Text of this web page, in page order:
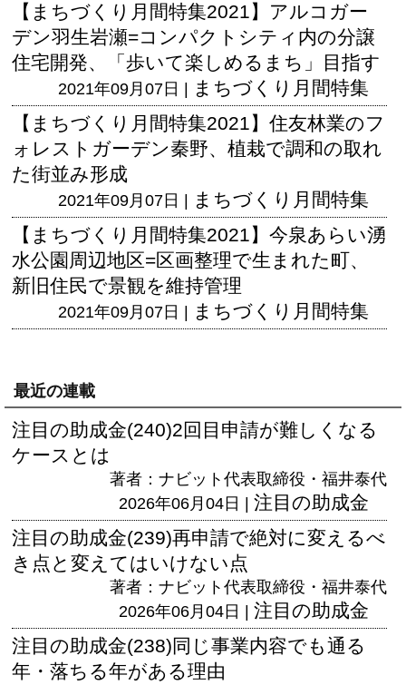
【まちづくり月間特集2021】アルコガー
デン羽生岩瀬=コンパクトシティ内の分譲
住宅開発、「歩いて楽しめるまち」目指す
2021年09月07日 |
まちづくり月間特集
【まちづくり月間特集2021】住友林業のフ
ォレストガーデン秦野、植栽で調和の取れ
た街並み形成
2021年09月07日 |
まちづくり月間特集
【まちづくり月間特集2021】今泉あらい湧
水公園周辺地区=区画整理で生まれた町、
新旧住民で景観を維持管理
2021年09月07日 | まちづくり月間特集
最近の連載
注目の助成金(240)2回目申請が難しくなる
ケースとは
著者：ナビット代表取締役・福井泰代
2026年06月04日 | 注目の助成金
注目の助成金(239)再申請で絶対に変えるべ
き点と変えてはいけない点
著者：ナビット代表取締役・福井泰代
2026年06月04日 | 注目の助成金
注目の助成金(238)同じ事業内容でも通る
年・落ちる年がある理由